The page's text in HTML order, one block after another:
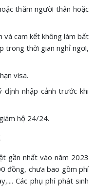
thăm người thân hoặc
và cam kết không làm bất
trong thời gian nghỉ ngơi,
visa.
định nhập cảnh trước khi
hộ 24/24.
gần nhất vào năm 2023
đồng, chưa bao gồm phí
Các phụ phí phát sinh